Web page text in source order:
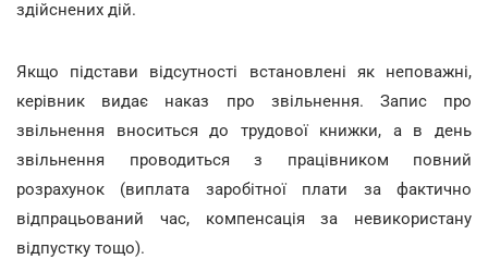
здійснених дій.
Якщо підстави відсутності встановлені як неповажні,
керівник видає наказ про звільнення. Запис про
звільнення вноситься до трудової книжки, а в день
звільнення проводиться з працівником повний
розрахунок (виплата заробітної плати за фактично
відпрацьований час, компенсація за невикористану
відпустку тощо).